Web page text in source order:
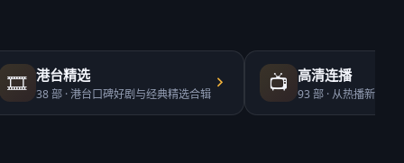
🎞️ 港台精选
38部 ·港台口碑好剧与经典精选合辑 📺 高清连播
93部 · 从热播新剧到